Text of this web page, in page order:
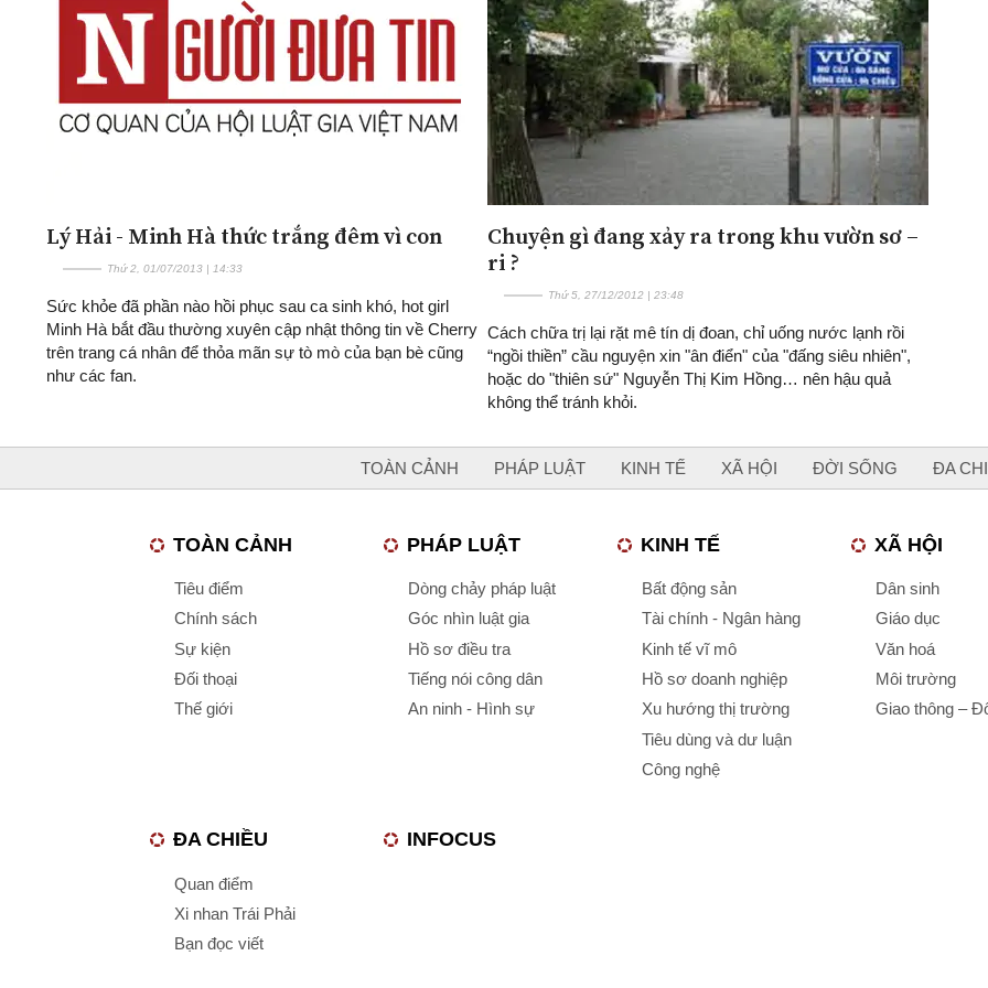
Lý Hải - Minh Hà thức trắng đêm vì con
Thứ 2, 01/07/2013 | 14:33
Sức khỏe đã phần nào hồi phục sau ca sinh khó, hot girl
Minh Hà bắt đầu thường xuyên cập nhật thông tin về Cherry
trên trang cá nhân để thỏa mãn sự tò mò của bạn bè cũng
như các fan.
Chuyện gì đang xảy ra trong khu vườn sơ –
ri ?
Thứ 5, 27/12/2012 | 23:48
Cách chữa trị lại rặt mê tín dị đoan, chỉ uống nước lạnh rồi
“ngồi thiền” cầu nguyện xin "ân điển" của "đấng siêu nhiên",
hoặc do "thiên sứ" Nguyễn Thị Kim Hồng… nên hậu quả
không thể tránh khỏi.
TOÀN CẢNH PHÁP LUẬT KINH TẾ XÃ HỘI ĐỜI SỐNG ĐA
TOÀN CẢNH
Tiêu điểm
Chính sách
Sự kiện
Đối thoại
Thế giới
PHÁP LUẬT
Dòng chảy pháp luật
Góc nhìn luật gia
Hồ sơ điều tra
Tiếng nói công dân
An ninh - Hình sự
KINH TẾ
Bất động sản
Tài chính - Ngân hàng
Kinh tế vĩ mô
Hồ sơ doanh nghiệp
Xu hướng thị trường
Tiêu dùng và dư luận
Công nghệ
XÃ HỘI
Dân sinh
Giáo dục
Văn hoá
Môi trường
Giao thông –
ĐA CHIỀU
Quan điểm
Xi nhan Trái Phải
Bạn đọc viết
INFOCUS